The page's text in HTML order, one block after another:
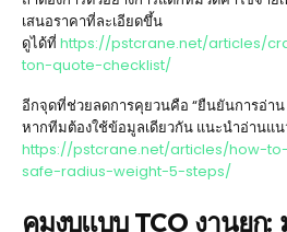
เสนอราคาที่ละเอียดขึ้น
ดูได้ที่ https://pstcrane.net/articles/
ton-quote-checklist/
อีกจุดที่ช่วยลดการคุยวนคือ “ยืนยันการอ่า
หากทีมต้องใช้ข้อมูลเดียวกัน แนะนำอ่านแ
https://pstcrane.net/articles/how-
safe-radius-weight-5-steps/
คุมงบแบบ TCO งานยก